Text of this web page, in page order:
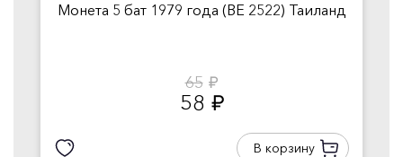
Монета 5 бат 1979 года (BE 2522) Таиланд
65 руб.
58 руб.
В корзину